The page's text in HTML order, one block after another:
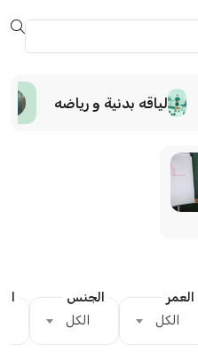
لياقه بدنية و رياضه
العمر
الكل
الجنس
الكل